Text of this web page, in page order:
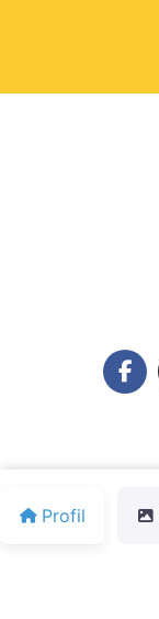
Profil